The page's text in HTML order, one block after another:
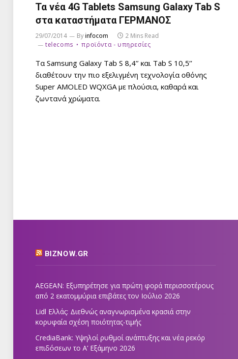
Τα νέα 4G Tablets Samsung Galaxy Tab S
στα καταστήματα ΓΕΡΜΑΝΟΣ
29/07/2014 Byinfocom
2 Mins Read
telecoms
προϊόντα - υπηρεσίες
Τα Samsung Galaxy Tab S 8,4’’ και Tab S 10,5’’
διαθέτουν την πιο εξελιγμένη τεχνολογία οθόνης
Super AMOLED WQXGA με πλούσια, καθαρά και
ζωντανά χρώματα.
BIZNOW.GR
AEGEAN: Εξυπηρέτησε για πρώτη φορά περισσοτέρους
από 2 εκατομμύρια επιβάτες τον Ιούλιο 2026
Lidl Ελλάς: Διεθνώς αναγνωρισμένα κρασιά στην
κορυφαία σχέση ποιότητας-τιμής
CrediaBank: Υψηλοί ρυθμοί ανάπτυξης και νέα ρεκόρ
επιδόσεων το Α’ Εξάμηνο 2026